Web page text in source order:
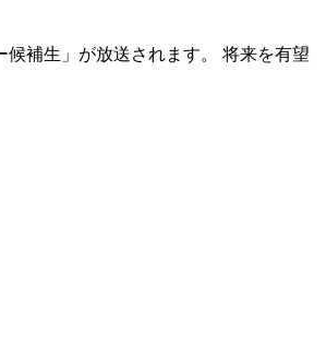
候補生」が放送されます。 将来を有望